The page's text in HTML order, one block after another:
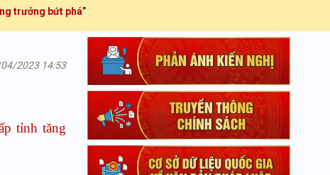
phá”
2023 14:53
tỉnh tăng